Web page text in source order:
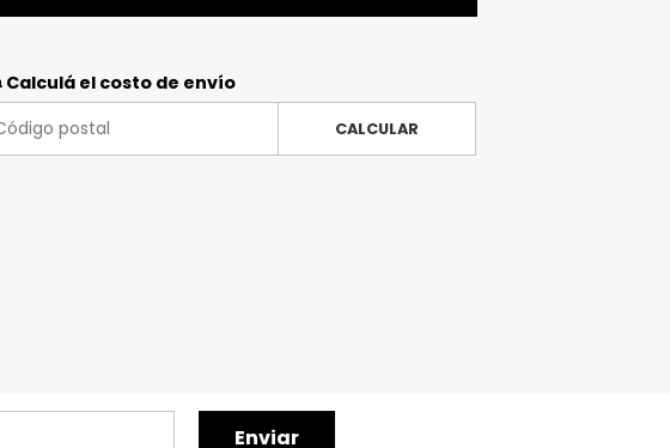
Calculá el costo de envío
CALCULAR
Enviar